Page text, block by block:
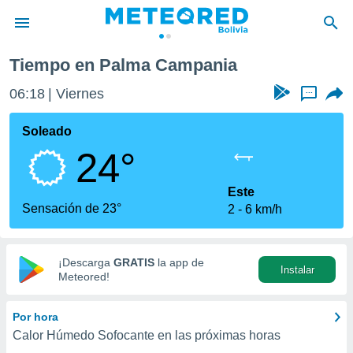
de
ha
calidad.
a este
las
y
digital
basada
Tiempo en Palma Campania
06:18 Viernes ...
Soleado
24°
Sensación de 23°
Este
2
6 km/h
¡Descarga GRATIS la app de
Meteored!
Instalar
Por hora
Calor Húmedo Sofocante en las próximas horas